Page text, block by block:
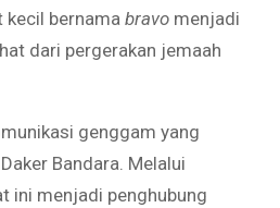
kecil bernama bravo menjadi
dari pergerakan jemaah
genggam yang
Bandara. Melalui
ini menjadi penghubung